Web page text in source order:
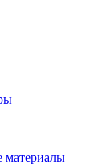
материалы